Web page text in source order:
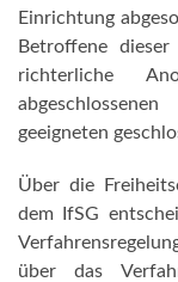
Einrichtung
Betroffene
richterliche
geeigneten
Über die
dem IfSG
über das